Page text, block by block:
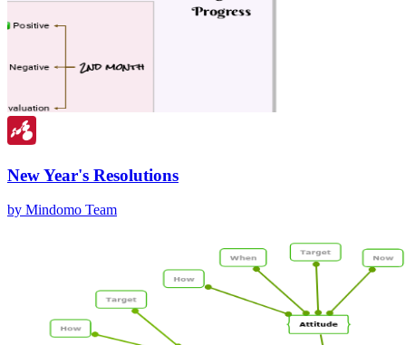
New Year's Resolutions
by Mindomo Team